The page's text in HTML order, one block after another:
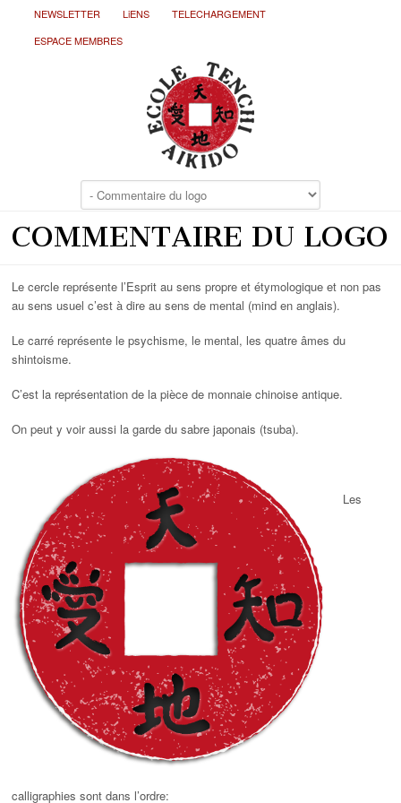
NEWSLETTER LiENS
TELECHARGEMENT
ESPACE MEMBRES
COMMENTAIRE DU LOGO
Le cercle représente l’Esprit au sens propre et étymologique et non pas
au sens usuel c’est à dire au sens de mental (mind en anglais).
Le carré représente le psychisme, le mental, les quatre âmes du
shintoisme.
C’est la représentation de la pièce de monnaie chinoise antique.
On peut y voir aussi la garde du sabre japonais (tsuba).
Les
calligraphies sont dans l’ordre: